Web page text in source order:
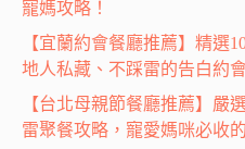
寵媽攻略！
【宜蘭約會餐廳推薦】精選
地人私藏、不踩雷的告白約
【台北母親節餐廳推薦】嚴
雷聚餐攻略，寵愛媽咪必收